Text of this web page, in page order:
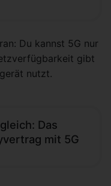
Du kannst 5G nur
gibt
nutzt.
Das
mit 5G